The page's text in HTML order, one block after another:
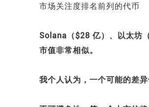
市场关注度排名前列的代币
Solana（$28 亿）、以太坊
市值非常相似。
我个人认为，一个可能的差